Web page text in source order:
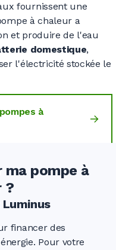
fournissent une
à chaleur a
et produire de l'eau
domestique,
l'électricité stockée le
à
ma pompe à
?
financer des
Pour votre